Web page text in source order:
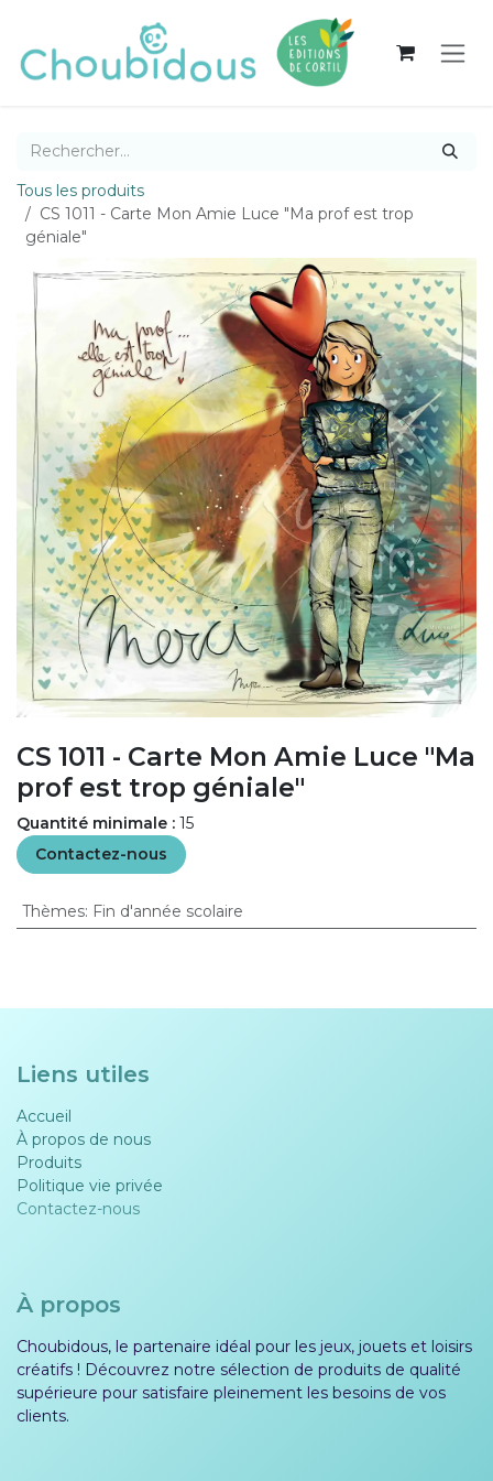
Tous les produits
CS 1011 - Carte Mon Amie Luce "Ma prof est trop
géniale"
CS 1011 - Carte Mon Amie Luce "Ma
prof est trop géniale"
Quantité minimale : 15
Contactez-nous
Thèmes: Fin d'année scolaire
Liens utiles
Accueil
À propos de nous
Produits
Politique vie privée​​
Contactez-nous
À propos
Choubidous, le partenaire idéal pour les jeux, jouets et loisirs
créatifs ! Découvrez notre sélection de produits de qualité
supérieure pour satisfaire pleinement les besoins de vos
clients.